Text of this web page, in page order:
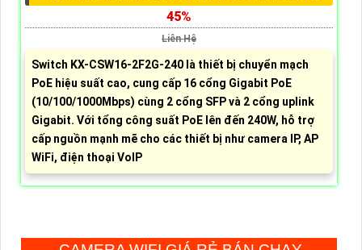
45%
Liên Hệ
Switch KX-CSW16-2F2G-240 là thiết bị chuyển mạch
PoE hiệu suất cao, cung cấp 16 cổng Gigabit PoE
(10/100/1000Mbps) cùng 2 cổng SFP và 2 cổng uplink
Gigabit. Với tổng công suất PoE lên đến 240W, hỗ trợ
cấp nguồn mạnh mẽ cho các thiết bị như camera IP, AP
WiFi, điện thoại VoIP